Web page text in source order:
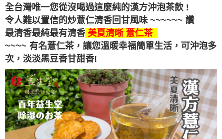
全台灣唯一您從沒喝過這麼純的漢方沖泡茶飲 !
令人難以置信的炒薏仁清香回甘風味 ~~~~~~ 讚
最清香最純最有清香 美夏清晰 薏仁茶
~~~~ 有名薏仁茶，讓您溫暖幸福簡單生活，可沖泡多
次， 淡淡黑豆香甘甜香!